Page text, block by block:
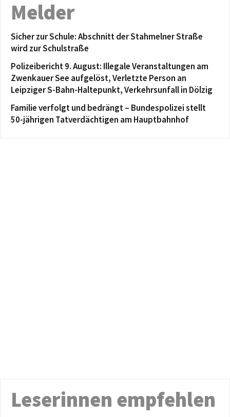
Melder
Sicher zur Schule: Abschnitt der Stahmelner Straße
wird zur Schulstraße
Polizeibericht 9. August: Illegale Veranstaltungen am
Zwenkauer See aufgelöst, Verletzte Person an
Leipziger S-Bahn-Haltepunkt, Verkehrsunfall in Dölzig
Familie verfolgt und bedrängt – Bundespolizei stellt
50-jährigen Tatverdächtigen am Hauptbahnhof
Leserinnen empfehlen